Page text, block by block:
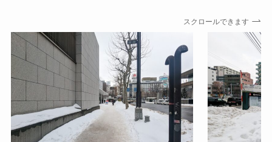
スクロールできます